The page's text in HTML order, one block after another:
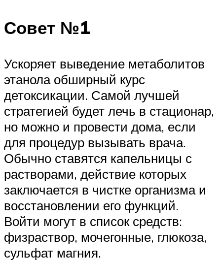
Совет №1
Ускоряет выведение метаболитов
этанола обширный курс
детоксикации. Самой лучшей
стратегией будет лечь в стационар,
но можно и провести дома, если
для процедур вызывать врача.
Обычно ставятся капельницы с
растворами, действие которых
заключается в чистке организма и
восстановлении его функций.
Войти могут в список средств:
физраствор, мочегонные, глюкоза,
сульфат магния.